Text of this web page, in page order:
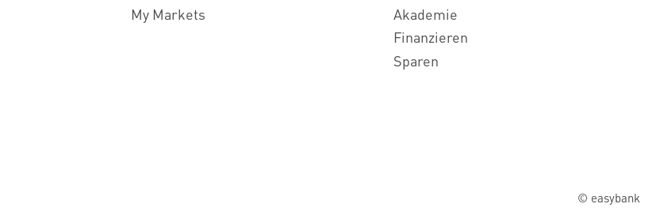
My Markets
Akademie
Finanzieren
Sparen
© easybank